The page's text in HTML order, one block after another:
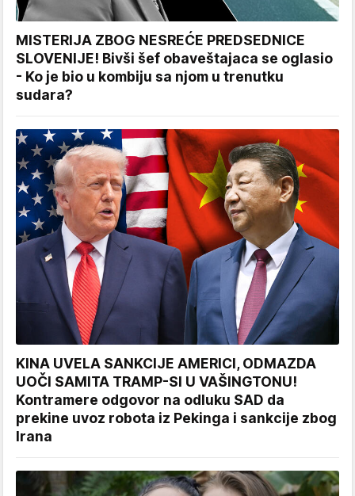
MISTERIJA ZBOG NESREĆE PREDSEDNICE
SLOVENIJE! Bivši šef obaveštajaca se oglasio
- Ko je bio u kombiju sa njom u trenutku
sudara?
KINA UVELA SANKCIJE AMERICI, ODMAZDA
UOČI SAMITA TRAMP-SI U VAŠINGTONU!
Kontramere odgovor na odluku SAD da
prekine uvoz robota iz Pekinga i sankcije zbog
Irana